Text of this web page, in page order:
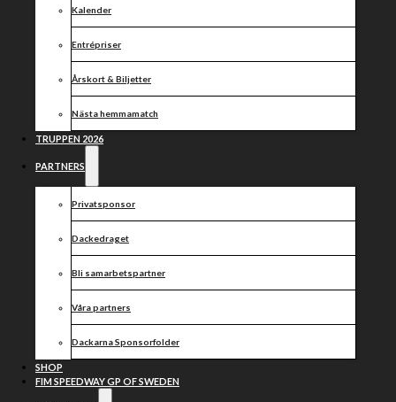
Kalender
Entrépriser
Årskort & Biljetter
Nästa hemmamatch
TRUPPEN 2026
PARTNERS
Privatsponsor
Dackedraget
Bli samarbetspartner
Våra partners
Dackarna Sponsorfolder
SHOP
FIM SPEEDWAY GP OF SWEDEN
Artem Laguta